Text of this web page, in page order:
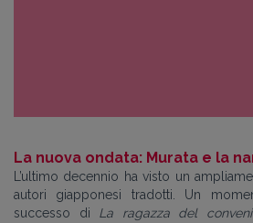
La nuova ondata: Murata e la
L’ultimo decennio ha visto un
autori giapponesi tradotti. Un
successo di La ragazza del